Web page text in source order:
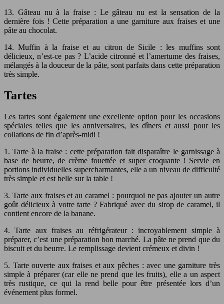
13. Gâteau nu à la fraise : Le gâteau nu est la sensation de la
dernière fois ! Cette préparation a une garniture aux fraises et une
pâte au chocolat.
14. Muffin à la fraise et au citron de Sicile : les muffins sont
délicieux, n’est-ce pas ? L’acide citronné et l’amertume des fraises,
mélangés à la douceur de la pâte, sont parfaits dans cette préparation
très simple.
Tartes
Les tartes sont également une excellente option pour les occasions
spéciales telles que les anniversaires, les dîners et aussi pour les
collations de fin d’après-midi !
1. Tarte à la fraise : cette préparation fait disparaître le garnissage à
base de beurre, de crème fouettée et super croquante ! Servie en
portions individuelles supercharmantes, elle a un niveau de difficulté
très simple et est belle sur la table !
3. Tarte aux fraises et au caramel : pourquoi ne pas ajouter un autre
goût délicieux à votre tarte ? Fabriqué avec du sirop de caramel, il
contient encore de la banane.
4. Tarte aux fraises au réfrigérateur : incroyablement simple à
préparer, c’est une préparation bon marché. La pâte ne prend que du
biscuit et du beurre. Le remplissage devient crémeux et divin !
5. Tarte ouverte aux fraises et aux pêches : avec une garniture très
simple à préparer (car elle ne prend que les fruits), elle a un aspect
très rustique, ce qui la rend belle pour être présentée lors d’un
événement plus formel.